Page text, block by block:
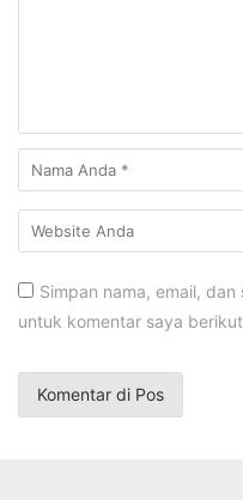
Simpan nama, email,
untuk komentar saya